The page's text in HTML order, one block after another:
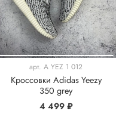
арт. A YEZ 1 012
Кроссовки Adidas Yeezy
350 grey
4 499 ₽